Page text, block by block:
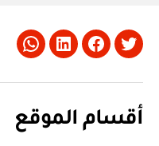
Twitter
Facebook
LinkedIn
أقسام الموقع